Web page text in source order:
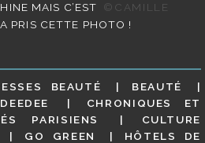
MAIS C’EST
©CAMILLE
PRIS CETTE PHOTO !
BEAUTÉ
BEAUTÉ
CHRONIQUES ET
PARISIENS
CULTURE
GO GREEN
HÔTELS DE